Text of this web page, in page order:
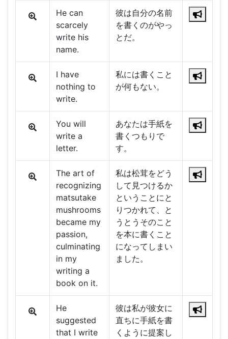
He can
scarcely
write his
name.
彼は自分の名前
を書くのがやっ
とだ。
I have
nothing to
write.
私には書くこと
が何もない。
You will
write a
letter.
あなたは手紙を
書くつもりで
す。
The art of
recognizing
matsutake
mushrooms
became my
passion,
culminating
in my
writing a
book on it.
私は松茸をどう
して見つけるか
ということにと
りつかれて、と
うとうそのこと
を本に書くこと
になってしまい
ました。
He
suggested
that I write
彼は私が彼女に
直ちに手紙を書
くように提案し